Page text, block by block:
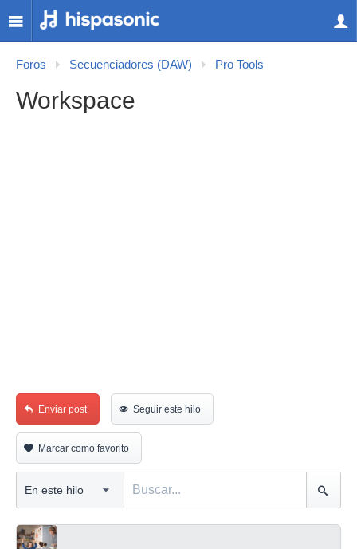
Foros Secuenciadores (DAW) Pro Tools
Workspace
Enviar post Seguir este hilo
Marcar como favorito